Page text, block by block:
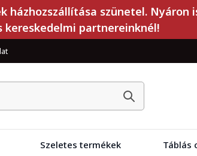
házhozszállítása szünetel. Nyáron
partnereinknél!
Szeletes termékek Táblás